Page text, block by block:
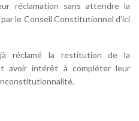
réclamation sans attendre la
le Conseil Constitutionnel d’ici
réclamé la restitution de la
avoir intérêt à compléter leur